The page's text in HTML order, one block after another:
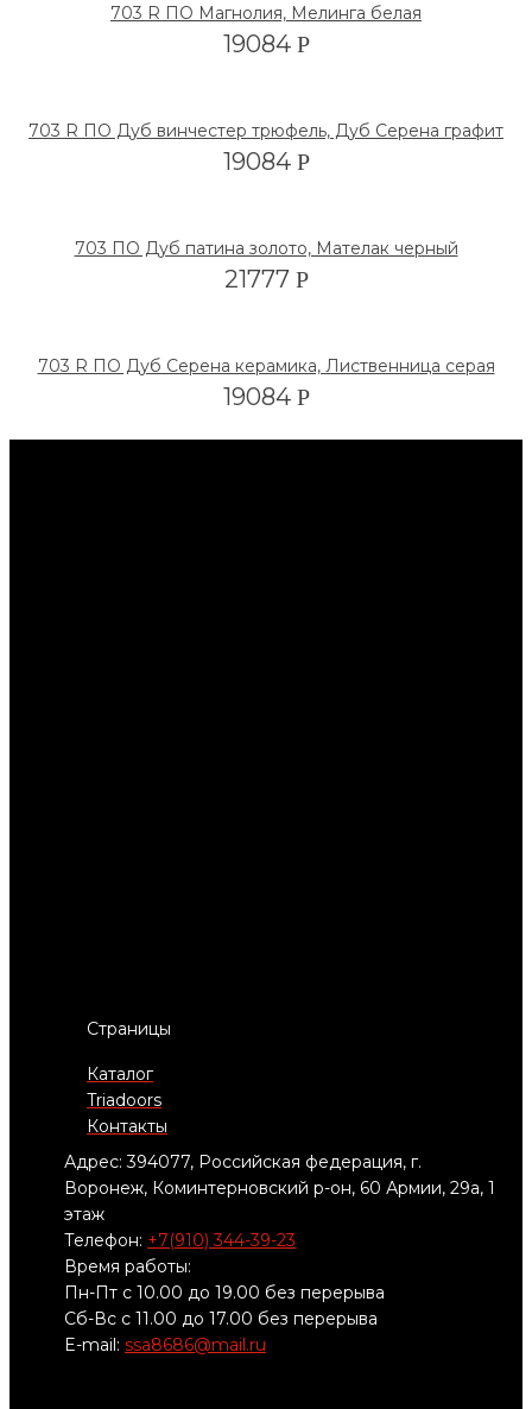
703 R ПО Магнолия, Мелинга белая
19084 Р
703 R ПО Дуб винчестер трюфель, Дуб Серена графит
19084 Р
703 ПО Дуб патина золото, Мателак черный
21777 Р
703 R ПО Дуб Серена керамика, Лиственница серая
19084 Р
Страницы
Каталог
Triadoors
Контакты
Адрес: 394077, Российская федерация, г.
Воронеж, Коминтерновский р-он, 60 Армии, 29а, 1
этаж
Телефон: +7(910) 344-39-23
Время работы:
Пн-Пт с 10.00 до 19.00 без перерыва
Сб-Вс с 11.00 до 17.00 без перерыва
E-mail: ssa8686@mail.ru